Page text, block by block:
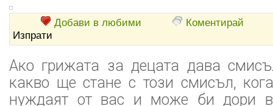
Добави в любими
Коментирай
Изпрати
Aко грижата за децата дава
какво ще стане с този смисъл,
нуждаят от вас и може би дори